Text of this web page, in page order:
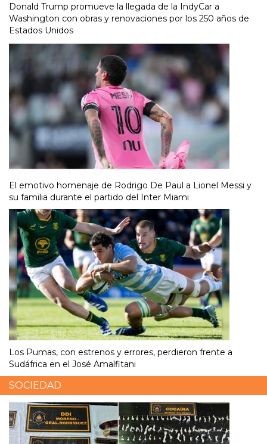
Donald Trump promueve la llegada de la IndyCar a
Washington con obras y renovaciones por los 250 años de
Estados Unidos
El emotivo homenaje de Rodrigo De Paul a Lionel Messi y
su familia durante el partido del Inter Miami
Los Pumas, con estrenos y errores, perdieron frente a
Sudáfrica en el José Amalfitani
SOCIEDAD